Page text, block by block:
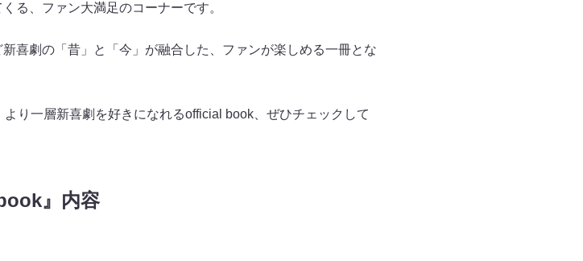
る、ファン大満足のコーナーです。
喜劇の「昔」と「今」が融合した、ファンが楽しめる一冊とな
り一層新喜劇を好きになれるofficial book、ぜひチェックして
』内容